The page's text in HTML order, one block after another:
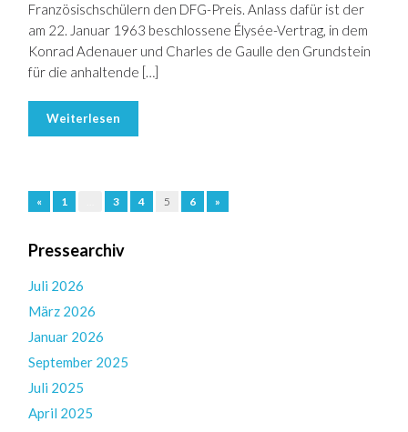
Französischschülern den DFG-Preis. Anlass dafür ist der
am 22. Januar 1963 beschlossene Élysée-Vertrag, in dem
Konrad Adenauer und Charles de Gaulle den Grundstein
für die anhaltende […]
Weiterlesen
« 1 3 4 5 6 »
Pressearchiv
Juli 2026
März 2026
Januar 2026
September 2025
Juli 2025
April 2025